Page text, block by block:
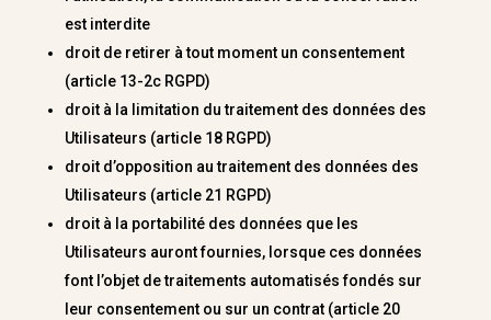
est interdite
droit de retirer à tout moment un consentement
(article 13-2c RGPD)
droit à la limitation du traitement des données des
Utilisateurs (article 18 RGPD)
droit d’opposition au traitement des données des
Utilisateurs (article 21 RGPD)
droit à la portabilité des données que les
Utilisateurs auront fournies, lorsque ces données
font l’objet de traitements automatisés fondés sur
leur consentement ou sur un contrat (article 20